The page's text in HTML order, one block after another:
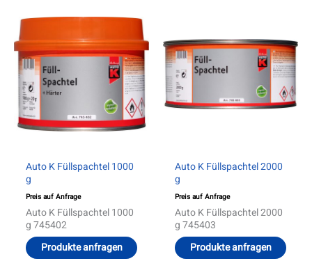
Auto K Füllspachtel 1000
g
Preis auf Anfrage
Auto K Füllspachtel 1000
g 745402
Produkte anfragen
Auto K Füllspachtel 2000
g
Preis auf Anfrage
Auto K Füllspachtel 2000
g 745403
Produkte anfragen